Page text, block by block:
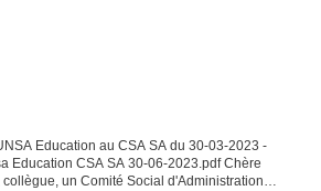
Education au CSA SA du 30-03-2023 -
Education CSA SA 30-06-2023.pdf Chère
un Comité Social d'Administration